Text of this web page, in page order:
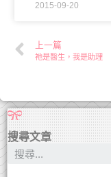
2015-09-20
上一篇
祂是醫生，我是助理
搜尋文章